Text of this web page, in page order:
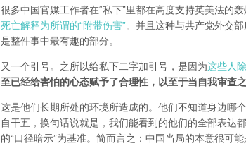
很多中国官媒工作者在“私下”里都在高度支持英美法的
死亡解释为所谓的“附带伤害”。并且这种与共产党外交
是整件事中最有趣的部分。
又一个引号。之所以给私下二字加引号，是因为这些人
至已经给害怕的心态赋予了合理性，以至于当自我审查
这是他们长期所处的环境所造成的。他们不知道身边哪
自干五，换句话说就是，我们能看到的他们的全部表
的“口径暗示”为基准。简而言之：中国当局的本意很可